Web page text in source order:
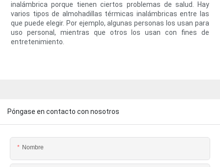
inalámbrica porque tienen ciertos problemas de salud. Hay
varios tipos de almohadillas térmicas inalámbricas entre las
que puede elegir. Por ejemplo, algunas personas los usan para
uso personal, mientras que otros los usan con fines de
entretenimiento.
Póngase en contacto con nosotros
Nombre